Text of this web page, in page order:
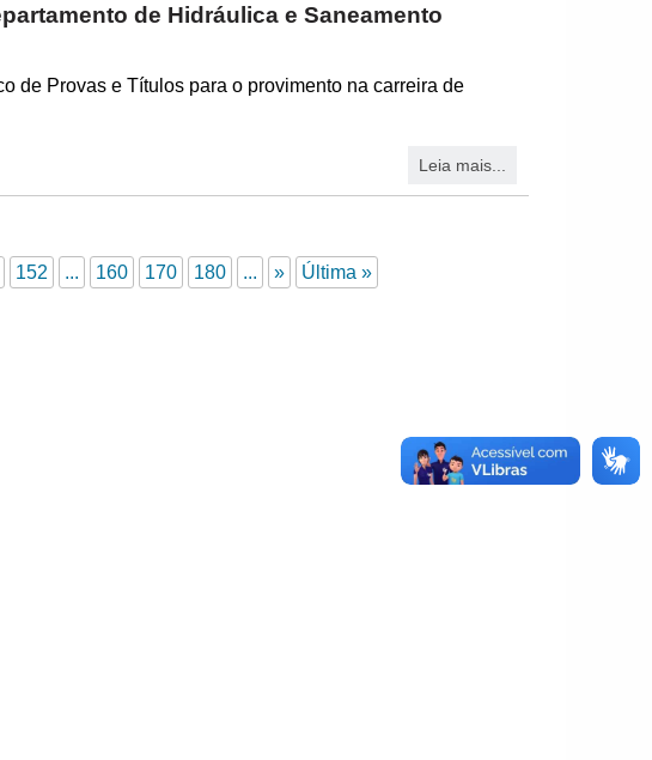
de Hidráulica e Saneamento
de Provas e Títulos para o provimento na carreira de
Leia mais...
152 ... 160 170 180 ... » Última »